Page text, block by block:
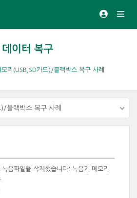
데이터 복구
모리(USB,SD카드)/블랙박스 복구 사례
블랙박스 복구 사례
음파일을 삭제했습니다' 녹음기 메모리